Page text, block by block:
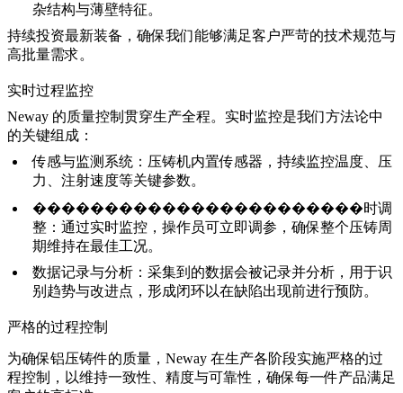
杂结构与薄壁特征。
持续投资最新装备，确保我们能够满足客户严苛的技术规范与
高批量需求。
实时过程监控
Neway 的质量控制贯穿生产全程。实时监控是我们方法论中
的关键组成：
传感与监测系统： 压铸机内置传感器，持续监控温度、压
力、注射速度等关键参数。
�����������������������时调
整： 通过实时监控，操作员可立即调参，确保整个压铸周
期维持在最佳工况。
数据记录与分析： 采集到的数据会被记录并分析，用于识
别趋势与改进点，形成闭环以在缺陷出现前进行预防。
严格的过程控制
为确保铝压铸件的质量，Neway 在生产各阶段实施严格的过
程控制，以维持一致性、精度与可靠性，确保每一件产品满足